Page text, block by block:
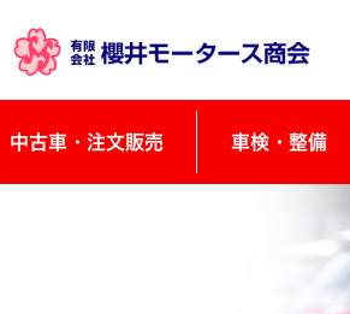
中古車・注文販売 車検・整備